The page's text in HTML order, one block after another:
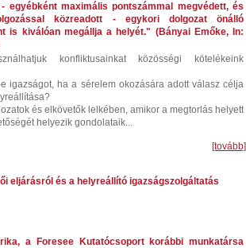
egyébként maximális pontszámmal megvédett, és
közreadott - egykori dolgozat önálló
is kiválóan megállja a helyét." (Bányai Emőke, In:
konfliktusainkat közösségi kötelékeink
igazságot, ha a sérelem okozására adott válasz célja
és elkövetők lelkében, amikor a megtorlás helyett
helyezik gondolataik...
[tovább]
eljárásról és a helyreállító igazságszolgáltatás
a Foresee Kutatócsoport korábbi munkatársa